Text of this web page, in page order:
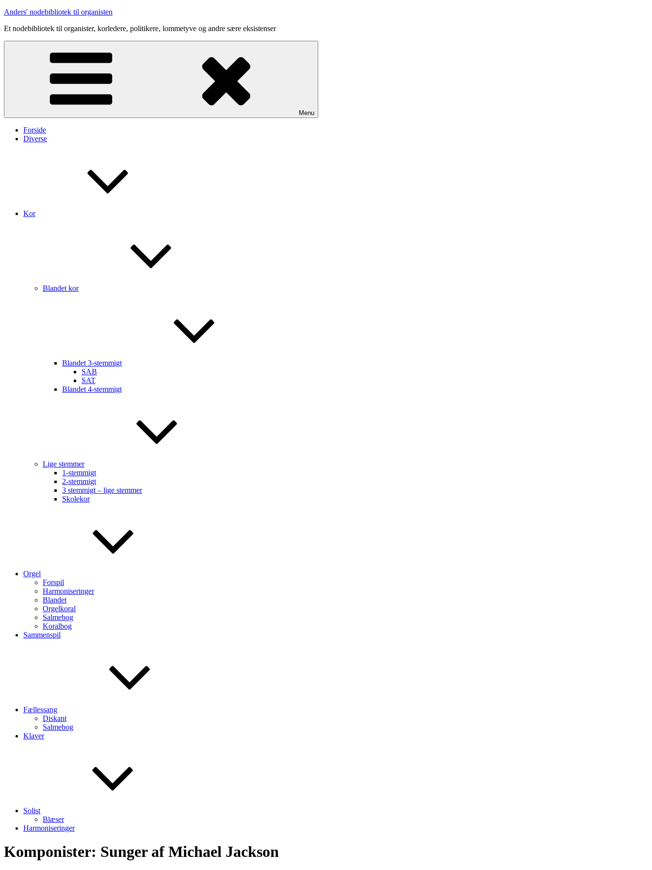
Videre
indhold
Anders' nodebibliotek til organisten
Et nodebibliotek til organister, korledere, politikere, lommetyve og andre sære eksistenser
Menu
Forside
Diverse
Kor
Blandet kor
Blandet 3-stemmigt
SAB
SAT
Blandet 4-stemmigt
Lige stemmer
1-stemmigt
2-stemmigt
3 stemmigt – lige stemmer
Skolekor
Orgel
Forspil
Harmoniseringer
Blandet
Orgelkoral
Salmebog
Koralbog
Sammenspil
Fællessang
Diskant
Salmebog
Klaver
Solist
Blæser
Harmoniseringer
Komponister: Sunger af Michael Jackson